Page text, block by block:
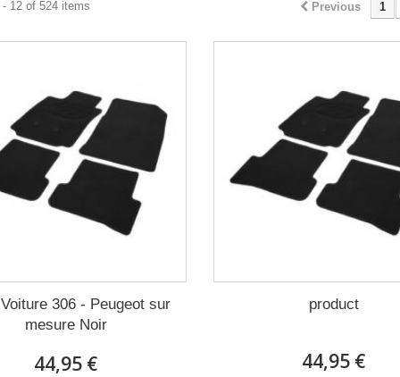
Previous 1
12 of 524 items
306 - Peugeot sur
mesure Noir
44,95 €
product
44,95 €